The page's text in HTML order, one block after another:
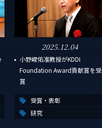
2025.12.04
小野峻佑准教授がKDDI
Foundation Award貢献賞を受
賞
受賞・表彰
研究